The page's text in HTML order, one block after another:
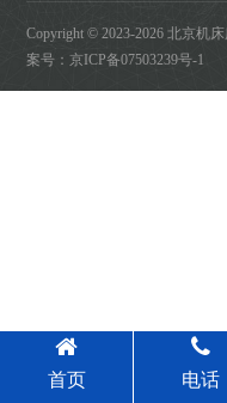
Copyright © 2023-2026北京机
案号：京ICP备07503239号-1
首页 电话